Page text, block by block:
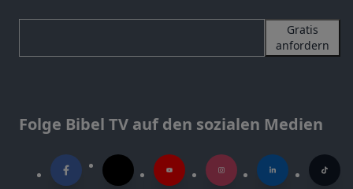
Gratis
anfordern
Folge Bibel TV auf den sozialen Medien